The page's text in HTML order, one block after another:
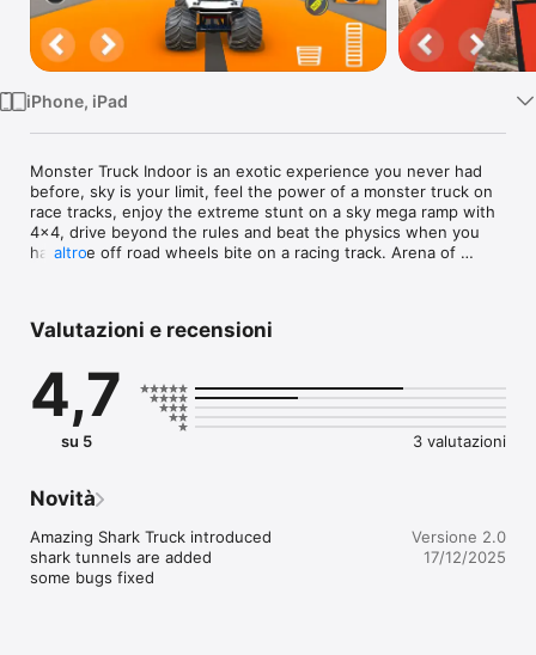
TV
iPhone, iPad
Monster Truck Indoor is an exotic experience you never had
before, sky is your limit, feel the power of a monster truck on
race tracks, enjoy the extreme stunt on a sky mega ramp with
4x4, drive beyond the rules and beat the physics when you
have the off road wheels bite on a racing track. Arena of
new dimension in trucks, 4x4 racing, stunts and ramp games.
Monster Trucks: choose from six different variants of
powerful, multidimensional, 4x4, extreme, off road trucks that
suit your style and mood to beat the challenges.
bridges and tunnels
indoor racing track.
Mega stunts: dare to adventure with some of the most
altro
Valutazioni e recensioni
4,7
su 5 3 valutazioni
Novità
Amazing Shark Truck introduced
shark tunnels are added
some bugs fixed
Versione 2.0
17/12/2025